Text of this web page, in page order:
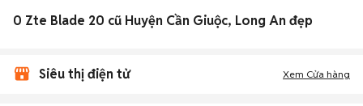
0 Zte Blade 20 cũ Huyện Cần Giuộc, Long An đẹp
Siêu thị điện tử Xem Cửa hàng